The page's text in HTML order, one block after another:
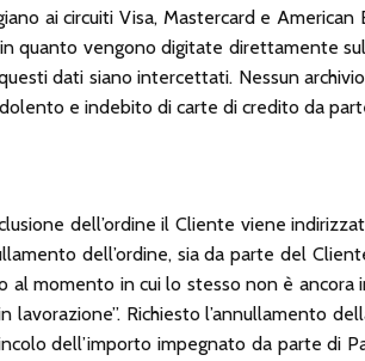
ai circuiti Visa, Mastercard e
quanto vengono digitate direttamente
dati siano intercettati. Nessun
e indebito di carte di credito da
dell’ordine il Cliente viene
dell’ordine, sia da parte del
momento in cui lo stesso non è
Richiesto l’annullamento
dell’importo impegnato da parte di